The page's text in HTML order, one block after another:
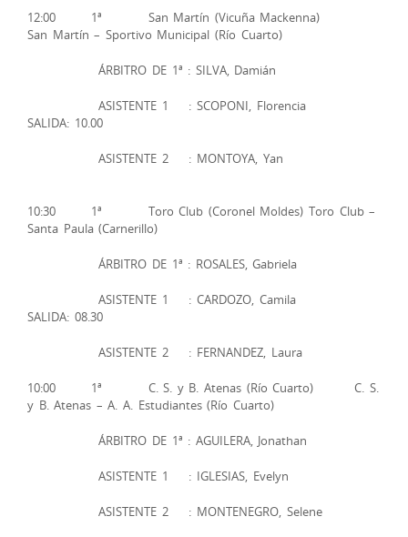
12:00 1ª San Martín (Vicuña Mackenna)
San Martín – Sportivo Municipal (Río Cuarto)
ÁRBITRO DE 1ª : SILVA, Damián
ASISTENTE 1 : SCOPONI, Florencia
SALIDA: 10.00
ASISTENTE 2 : MONTOYA, Yan
10:30 1ª Toro Club (Coronel Moldes) Toro Club –
Santa Paula (Carnerillo)
ÁRBITRO DE 1ª : ROSALES, Gabriela
ASISTENTE 1 : CARDOZO, Camila
SALIDA: 08.30
ASISTENTE 2 : FERNANDEZ, Laura
10:00 1ª C. S. y B. Atenas (Río Cuarto) C. S.
y B. Atenas – A. A. Estudiantes (Río Cuarto)
ÁRBITRO DE 1ª : AGUILERA, Jonathan
ASISTENTE 1 : IGLESIAS, Evelyn
ASISTENTE 2 : MONTENEGRO, Selene